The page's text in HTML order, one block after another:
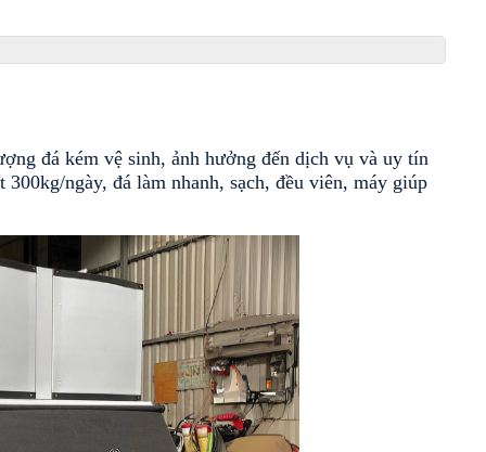
đá kém vệ sinh, ảnh hưởng đến dịch vụ và uy tín
ngày, đá làm nhanh, sạch, đều viên, máy giúp